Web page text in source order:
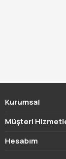
Kurumsal
Müşteri
Hesabım